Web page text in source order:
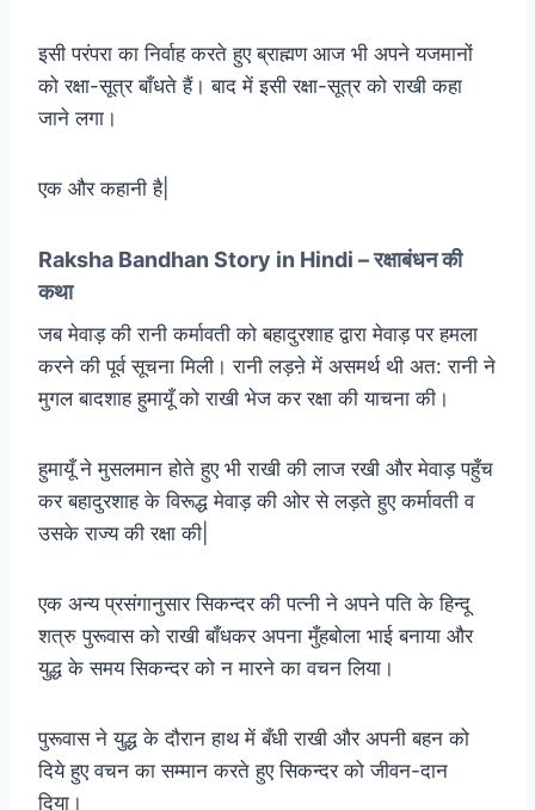
इसी परंपरा का निर्वाह करते हुए ब्राह्मण आज भी अपने यजमानों
को रक्षा-सूत्र बाँधते हैं। बाद में इसी रक्षा-सूत्र को राखी कहा
जाने लगा।
एक और कहानी है|
Raksha Bandhan Story in Hindi – रक्षाबंधन की
कथा
जब मेवाड़ की रानी कर्मावती को बहादुरशाह द्वारा मेवाड़ पर हमला
करने की पूर्व सूचना मिली। रानी लड़ऩे में असमर्थ थी अत: रानी ने
मुगल बादशाह हुमायूँ को राखी भेज कर रक्षा की याचना की।
हुमायूँ ने मुसलमान होते हुए भी राखी की लाज रखी और मेवाड़ पहुँच
कर बहादुरशाह के विरूद्ध मेवाड़ की ओर से लड़ते हुए कर्मावती व
उसके राज्य की रक्षा की|
एक अन्य प्रसंगानुसार सिकन्दर की पत्नी ने अपने पति के हिन्दू
शत्रु पुरूवास को राखी बाँधकर अपना मुँहबोला भाई बनाया और
युद्ध के समय सिकन्दर को न मारने का वचन लिया।
पुरूवास ने युद्ध के दौरान हाथ में बँधी राखी और अपनी बहन को
दिये हुए वचन का सम्मान करते हुए सिकन्दर को जीवन-दान
दिया।